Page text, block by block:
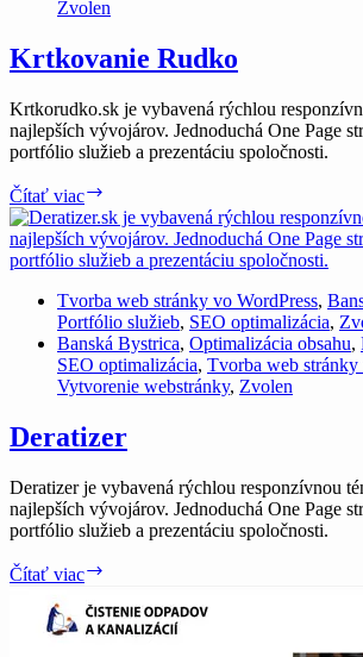
Zvolen
Krtkovanie Rudko
Krtkorudko.sk je vybavená rýchlou
najlepších vývojárov. Jednoduchá One Page
portfólio služieb a prezentáciu spoločnosti.
Čítať viac
Rudko
Tvorba web stránky vo WordPress,
Portfólio služieb, SEO optimalizácia,
Banská Bystrica, Optimalizácia obsahu,
SEO optimalizácia, Tvorba web stránky
Vytvorenie webstránky, Zvolen
Deratizer
Deratizer je vybavená rýchlou responzívnou
najlepších vývojárov. Jednoduchá One Page
portfólio služieb a prezentáciu spoločnosti.
Čítať viac